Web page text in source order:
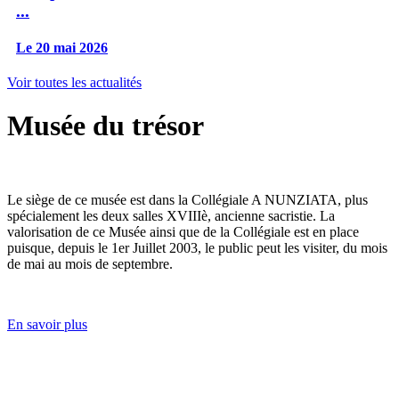
...
Le 20 mai 2026
Voir toutes les actualités
Musée du trésor
Le siège de ce musée est dans la Collégiale A NUNZIATA, plus
spécialement les deux salles XVIIIè, ancienne sacristie. La
valorisation de ce Musée ainsi que de la Collégiale est en place
puisque, depuis le 1er Juillet 2003, le public peut les visiter, du mois
de mai au mois de septembre.
En savoir plus